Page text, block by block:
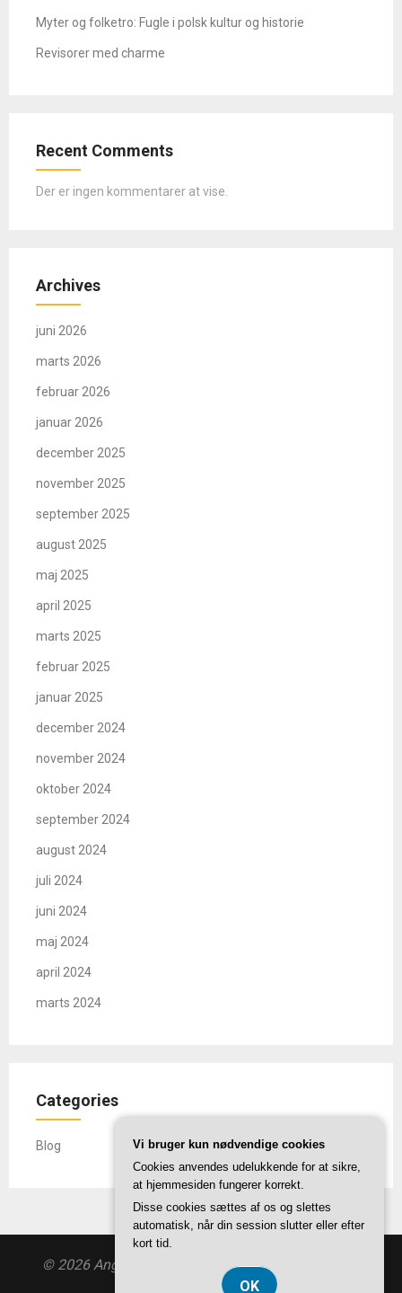
Myter og folketro: Fugle i polsk kultur og historie
Revisorer med charme
Recent Comments
Der er ingen kommentarer at vise.
Archives
juni 2026
marts 2026
februar 2026
januar 2026
december 2025
november 2025
september 2025
august 2025
maj 2025
april 2025
marts 2025
februar 2025
januar 2025
december 2024
november 2024
oktober 2024
september 2024
august 2024
juli 2024
juni 2024
maj 2024
april 2024
marts 2024
Categories
Blog
© 2026 Angelqueen.dk | Theme bySuperbThemes
Vi bruger kun nødvendige cookies
Cookies anvendes udelukkende for at sikre,
at hjemmesiden fungerer korrekt.
Disse cookies sættes af os og slettes
automatisk, når din session slutter eller efter
kort tid.
OK